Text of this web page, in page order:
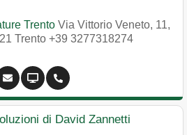
Trento Via Vittorio Veneto, 11,
Trento +39 3277318274
di David Zannetti